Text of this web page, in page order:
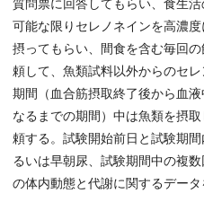
質問票に回答してもらい、食生
可能な限りセレノネインを高濃
摂ってもらい、間食を含む毎回
頼して、魚類試料以外からのセ
期間（血合筋摂取終了後から血
なるまでの期間）中は魚類を摂
頼する。試験開始前日と試験期
るいは早朝尿、試験期間中の複
の体内動態と代謝に関するデータ